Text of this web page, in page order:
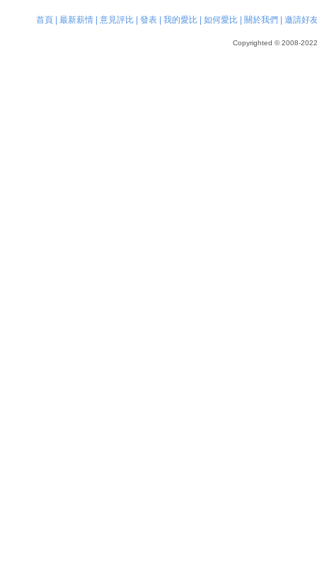
首頁| 最新薪情| 意見評比| 發表| 我的愛比| 如何愛比| 關於我們 邀請好
Copyrighted © 2008-